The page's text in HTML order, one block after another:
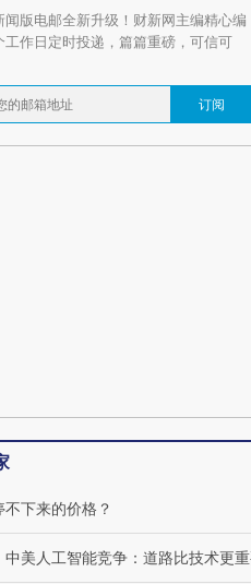
7万
打瞌
评
阿根廷3-0阿尔及利亚
猛
闻版电邮全新升级！财新网主编精心编
工作日定时投递，篇篇重磅，可信可
订阅
不下来的价格？
中美人工智能竞争：道路比技术更